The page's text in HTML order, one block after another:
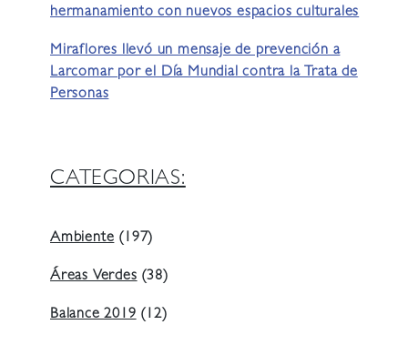
hermanamiento con nuevos espacios culturales
Miraflores llevó un mensaje de prevención a
Larcomar por el Día Mundial contra la Trata de
Personas
CATEGORIAS:
Ambiente(197)
Áreas Verdes(38)
Balance 2019(12)